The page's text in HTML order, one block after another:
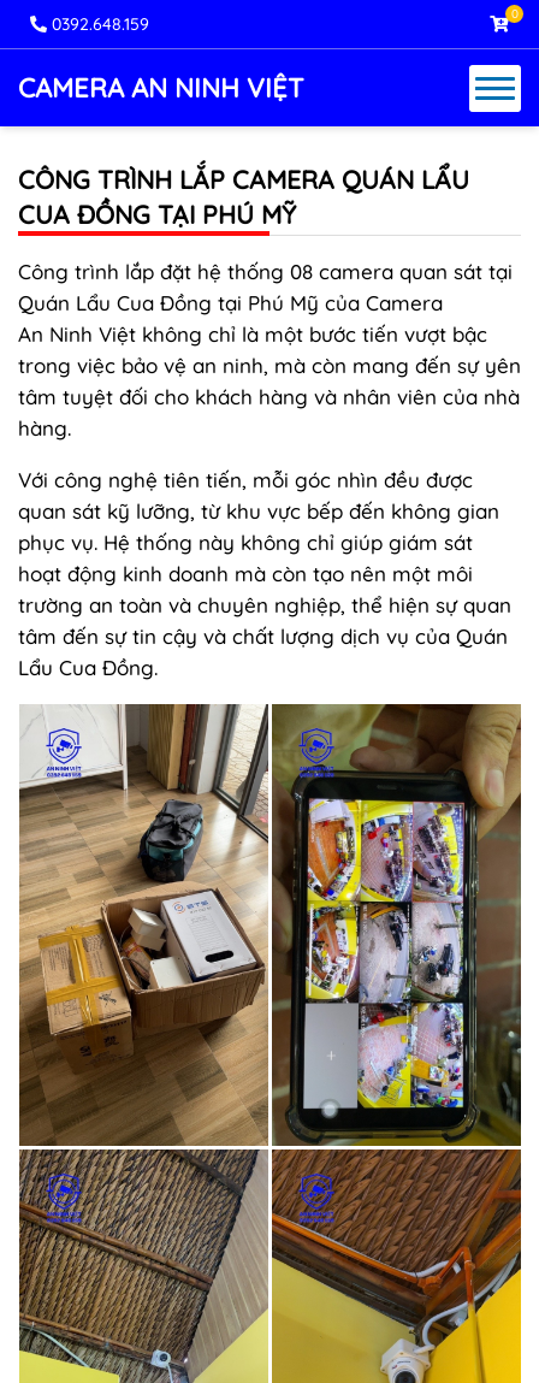
0392.648.159 0
CAMERA AN NINH VIỆT
CÔNG TRÌNH LẮP CAMERA QUÁN LẨU
CUA ĐỒNG TẠI PHÚ MỸ
Công trình lắp đặt hệ thống 08 camera quan sát tại
Quán Lẩu Cua Đồng tại Phú Mỹ của Camera
An Ninh Việt không chỉ là một bước tiến vượt bậc
trong việc bảo vệ an ninh, mà còn mang đến sự yên
tâm tuyệt đối cho khách hàng và nhân viên của nhà
hàng.
Với công nghệ tiên tiến, mỗi góc nhìn đều được
quan sát kỹ lưỡng, từ khu vực bếp đến không gian
phục vụ. Hệ thống này không chỉ giúp giám sát
hoạt động kinh doanh mà còn tạo nên một môi
trường an toàn và chuyên nghiệp, thể hiện sự quan
tâm đến sự tin cậy và chất lượng dịch vụ của Quán
Lẩu Cua Đồng.